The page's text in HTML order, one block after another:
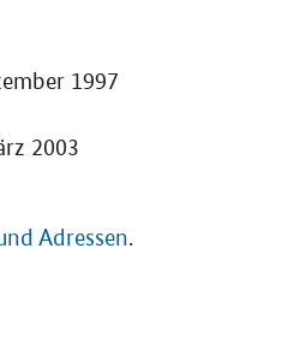
1997
2003
Adressen.